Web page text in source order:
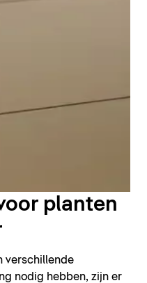
planten
verschillende
nodig hebben, zijn er